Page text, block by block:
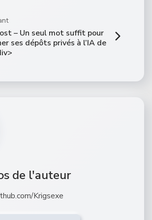
– Un seul mot suffit pour
ses dépôts privés à l’IA de
de l'auteur
Krigsexe